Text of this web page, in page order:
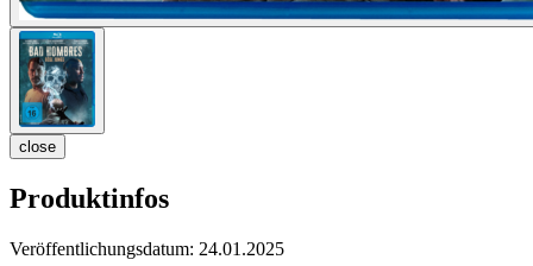
close
Produktinfos
Veröffentlichungsdatum: 24.01.2025